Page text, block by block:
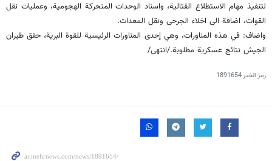
لتنفيذ مهام الاستطلاع القتالية، واسناد الوحدات المتحركة الهجومية، وعمليات نقل
القوات، اضافة الى اخلاء الجرحى ونقل المعدات.
واضاف: في هذه المناورات، وهي إحدى المناورات الرئيسية للقوة البرية، حقق طيران
الجيش نتائج عسكرية مطلوبة./انتهى/
رمز الخبر1891654